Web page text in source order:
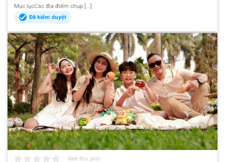
Mục lụcCác địa điểm chụp [...]
Đã kiểm duyệt
Rate this post